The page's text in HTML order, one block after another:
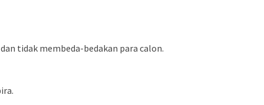
tidak membeda-bedakan para calon.